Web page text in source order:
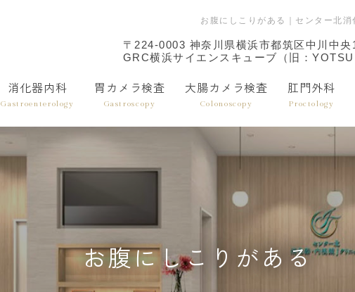
お腹にしこりがある｜センター北
〒224-0003 神奈川県横浜市都筑区中川中
GRC横浜サイエンスキューブ（旧：
消化器内科
Gastroenterology
胃カメラ検査
Gastroscopy
大腸カメラ検査
Colonoscopy
肛門外科
Proctology
お腹にしこりがある